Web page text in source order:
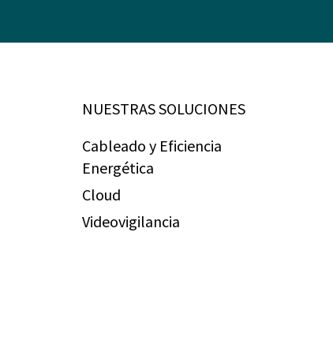
NUESTRAS SOLUCIONES
Cableado y Eficiencia
Energética
Cloud
Videovigilancia